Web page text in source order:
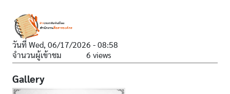
วันที่ Wed, 06/17/2026 - 08:58
จำนวนผู้เข้าชม
6 views
Gallery